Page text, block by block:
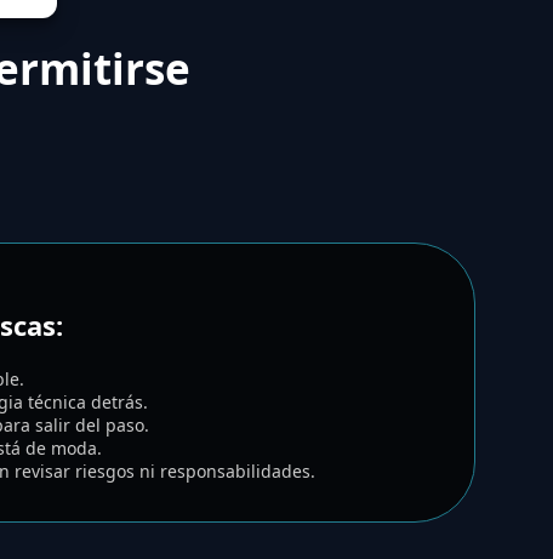
técnica detrás.
salir del paso.
de moda.
revisar riesgos ni responsabilidades.